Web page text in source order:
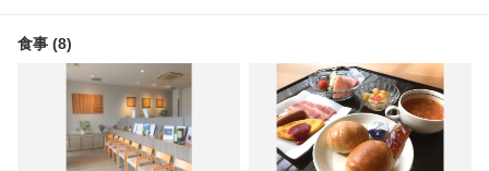
食事 (8)